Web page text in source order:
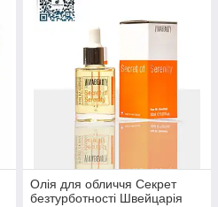
Олія для обличчя Секрет
безтурботності Швейцарія